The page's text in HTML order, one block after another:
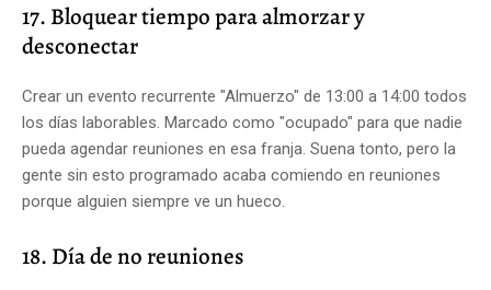
17. Bloquear tiempo para almorzar y
desconectar
Crear un evento recurrente "Almuerzo" de 13:00 a 14:00 todos
los días laborables. Marcado como "ocupado" para que nadie
pueda agendar reuniones en esa franja. Suena tonto, pero la
gente sin esto programado acaba comiendo en reuniones
porque alguien siempre ve un hueco.
18. Día de no reuniones